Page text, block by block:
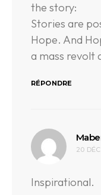
the story:
Stories are
Hope. And
a mass revolt
RÉPONDRE
20
Inspirational.